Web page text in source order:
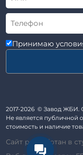
ГОСТ 14295-75
Лестничные марши
Автопавильоны
Анкера
Балки
Блоки
Кабины санитарно-
Козырьки входов
Принимаю
2017-2026 © Завод ЖБИ.
Не является публичной
стоимость и наличие
Сайт разработан в